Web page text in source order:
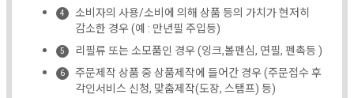
소비자의 사용/소비에 의해 상품 등의 가치가 현저히
감소한 경우 (예 : 만년필 주입등)
리필류 또는 소모품인 경우 (잉크,볼펜심, 연필, 펜촉등 )
주문제작 상품 중 상품제작에 들어간 경우 (주문접수 후
각인서비스 신청, 맞춤제작(도장, 스탬프) 등)